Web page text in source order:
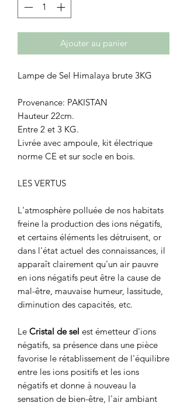
Ajouter au panier
Lampe de Sel Himalaya brute 3KG
Provenance: PAKISTAN
Hauteur 22cm.
Entre 2 et 3 KG.
Livrée avec ampoule, kit électrique
norme CE et sur socle en bois.
LES VERTUS
L'atmosphère polluée de nos habitats
freine la production des ions négatifs,
et certains éléments les détruisent, or
dans l'état actuel des connaissances, il
apparaît clairement qu'un air pauvre
en ions négatifs peut être la cause de
mal-être, mauvaise humeur, lassitude,
diminution des capacités, etc.
Le Cristal de sel est émetteur d'ions
négatifs, sa présence dans une pièce
favorise le rétablissement de l'équilibre
entre les ions positifs et les ions
négatifs et donne à nouveau la
sensation de bien-être, l'air ambiant